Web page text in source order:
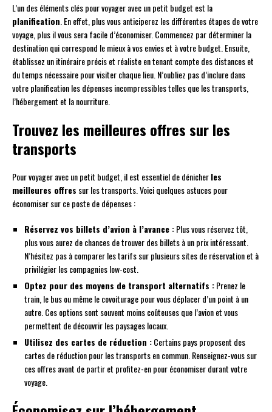
L’un des éléments clés pour voyager avec un petit budget est la
planification . En effet, plus vous anticiperez les différentes étapes de votre
voyage, plus il vous sera facile d’économiser. Commencez par déterminer la
destination qui correspond le mieux à vos envies et à votre budget. Ensuite,
établissez un itinéraire précis et réaliste en tenant compte des distances et
du temps nécessaire pour visiter chaque lieu. N’oubliez pas d’inclure dans
votre planification les dépenses incompressibles telles que les transports,
l’hébergement et la nourriture.
Trouvez les meilleures offres sur les
transports
Pour voyager avec un petit budget, il est essentiel de dénicherles
meilleures offres sur les transports. Voici quelques astuces pour
économiser sur ce poste de dépenses :
Réservez vos billets d’avion à l’avance :Plus vous réservez tôt,
plus vous aurez de chances de trouver des billets à un prix intéressant.
N’hésitez pas à comparer les tarifs sur plusieurs sites de réservation et à
privilégier les compagnies low-cost.
Optez pour des moyens de transport alternatifs :Prenez le
train, le bus ou même le covoiturage pour vous déplacer d’un point à un
autre. Ces options sont souvent moins coûteuses que l’avion et vous
permettent de découvrir les paysages locaux.
Utilisez des cartes de réduction :Certains pays proposent des
cartes de réduction pour les transports en commun. Renseignez-vous sur
ces offres avant de partir et profitez-en pour économiser durant votre
voyage.